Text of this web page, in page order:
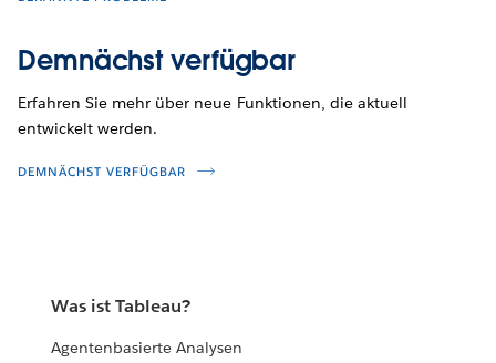
Demnächst verfügbar
Erfahren Sie mehr über neue Funktionen, die aktuell
entwickelt werden.
DEMNÄCHST VERFÜGBAR
Was ist Tableau?
Agentenbasierte Analysen